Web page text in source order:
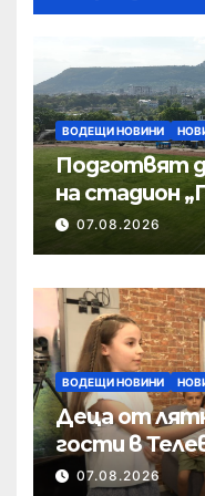
ВОДЕЩИ НОВИНИ
Подготвят
на стадион
07.08.2026
ВОДЕЩИ НОВИНИ
Деца от
гости в
07.08.2026